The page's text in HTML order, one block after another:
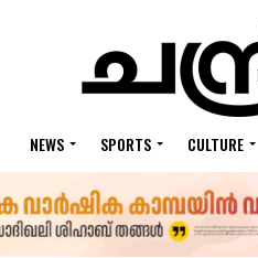
NEWS SPORTS CULTURE